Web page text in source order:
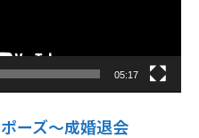
05:17
ーズ〜成婚退会